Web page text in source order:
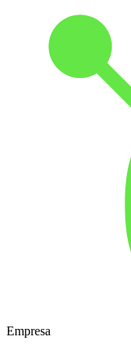
Empresa